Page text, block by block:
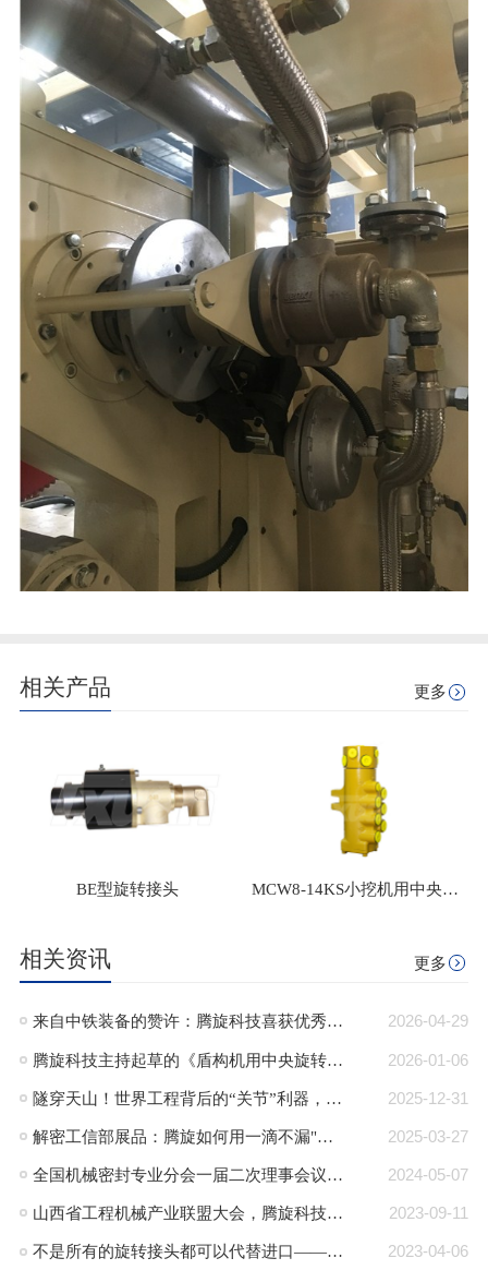
相关产品 更多
BE型旋转接头 MCW8-14KS小挖机用中央回转接头
相关资讯 更多
2026-04-29
来自中铁装备的赞许：腾旋科技喜获优秀供应商奖+质量标杆奖
2026-01-06
腾旋科技主持起草的《盾构机用中央旋转接头》行业标准正式发布
2025-12-31
隧穿天山！世界工程背后的“关节”利器，腾旋回转接头助力TBM挑战极限！
2025-03-27
解密工信部展品：腾旋如何用一滴不漏"技术破局半导体高端装备“卡脖子”难题"
2024-05-07
全国机械密封专业分会一届二次理事会议在郎溪顺利召开
2023-09-11
山西省工程机械产业联盟大会，腾旋科技入选成员单位
2023-04-06
不是所有的旋转接头都可以代替进口——腾旋：可替代进口的旋转接头品牌